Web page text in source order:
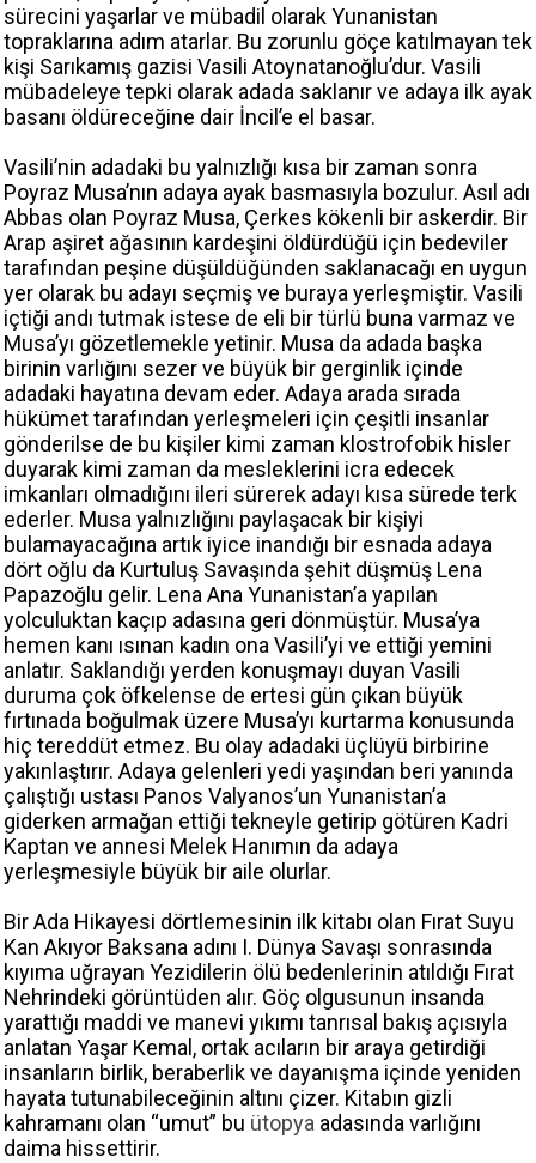
sürecini yaşarlar ve mübadil olarak Yunanistan
topraklarına adım atarlar. Bu zorunlu göçe katılmayan tek
kişi Sarıkamış gazisi Vasili Atoynatanoğlu’dur. Vasili
mübadeleye tepki olarak adada saklanır ve adaya ilk ayak
basanı öldüreceğine dair İncil’e el basar.
Vasili’nin adadaki bu yalnızlığı kısa bir zaman sonra
Poyraz Musa’nın adaya ayak basmasıyla bozulur. Asıl adı
Abbas olan Poyraz Musa, Çerkes kökenli bir askerdir. Bir
Arap aşiret ağasının kardeşini öldürdüğü için bedeviler
tarafından peşine düşüldüğünden saklanacağı en uygun
yer olarak bu adayı seçmiş ve buraya yerleşmiştir. Vasili
içtiği andı tutmak istese de eli bir türlü buna varmaz ve
Musa’yı gözetlemekle yetinir. Musa da adada başka
birinin varlığını sezer ve büyük bir gerginlik içinde
adadaki hayatına devam eder. Adaya arada sırada
hükümet tarafından yerleşmeleri için çeşitli insanlar
gönderilse de bu kişiler kimi zaman klostrofobik hisler
duyarak kimi zaman da mesleklerini icra edecek
imkanları olmadığını ileri sürerek adayı kısa sürede terk
ederler. Musa yalnızlığını paylaşacak bir kişiyi
bulamayacağına artık iyice inandığı bir esnada adaya
dört oğlu da Kurtuluş Savaşında şehit düşmüş Lena
Papazoğlu gelir. Lena Ana Yunanistan’a yapılan
yolculuktan kaçıp adasına geri dönmüştür. Musa’ya
hemen kanı ısınan kadın ona Vasili’yi ve ettiği yemini
anlatır. Saklandığı yerden konuşmayı duyan Vasili
duruma çok öfkelense de ertesi gün çıkan büyük
fırtınada boğulmak üzere Musa’yı kurtarma konusunda
hiç tereddüt etmez. Bu olay adadaki üçlüyü birbirine
yakınlaştırır. Adaya gelenleri yedi yaşından beri yanında
çalıştığı ustası Panos Valyanos’un Yunanistan’a
giderken armağan ettiği tekneyle getirip götüren Kadri
Kaptan ve annesi Melek Hanımın da adaya
yerleşmesiyle büyük bir aile olurlar.
Bir Ada Hikayesi dörtlemesinin ilk kitabı olan Fırat Suyu
Kan Akıyor Baksana adını I. Dünya Savaşı sonrasında
kıyıma uğrayan Yezidilerin ölü bedenlerinin atıldığı Fırat
Nehrindeki görüntüden alır. Göç olgusunun insanda
yarattığı maddi ve manevi yıkımı tanrısal bakış açısıyla
anlatan Yaşar Kemal, ortak acıların bir araya getirdiği
insanların birlik, beraberlik ve dayanışma içinde yeniden
hayata tutunabileceğinin altını çizer. Kitabın gizli
kahramanı olan “umut” bu ütopya adasında varlığını
daima hissettirir.